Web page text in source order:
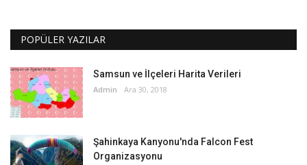
POPÜLER YAZILAR
Samsun ve İlçeleri Harita Verileri
Admin Ara 30, 2018
Şahinkaya Kanyonu'nda Falcon Fest
Organizasyonu